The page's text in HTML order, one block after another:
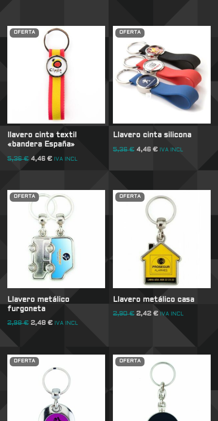
OFERTA
llavero cinta textil
«bandera España»
5,36€ 4,46 € IVA INCL
OFERTA
Llavero cinta silicona
5,36€ 4,46€ IVA INCL
OFERTA
Llavero metálico
furgoneta
2,98€ 2,48 € IVA INCL
OFERTA
Llavero metálico casa
2,90€ 2,42€ IVA INCL
OFERTA OFERTA